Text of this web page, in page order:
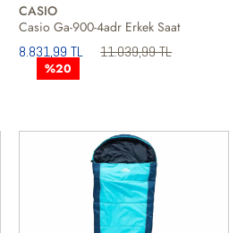
CASIO
Casio Ga-900-4adr Erkek Saat
8.831,99 TL 11.039,99 TL
%20